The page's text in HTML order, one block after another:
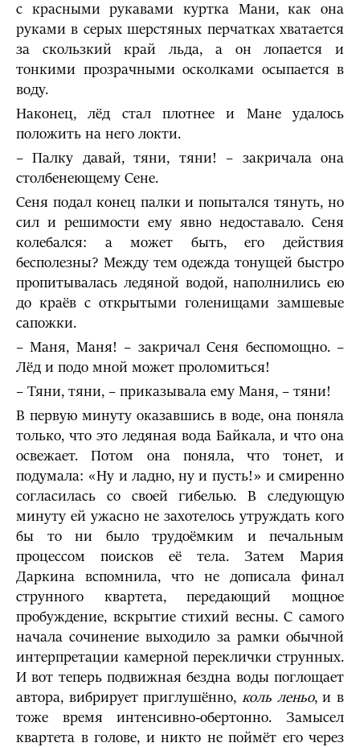
с красными рукавами куртка Мани, как она
руками в серых шерстяных перчатках хватается
за скользкий край льда, а он лопается и
тонкими прозрачными осколками осыпается в
воду.
Наконец, лёд стал плотнее и Мане удалось
положить на него локти.
– Палку давай, тяни, тяни! – закричала она
столбенеющему Сене.
Сеня подал конец палки и попытался тянуть, но
сил и решимости ему явно недоставало. Сеня
колебался: а может быть, его действия
бесполезны? Между тем одежда тонущей быстро
пропитывалась ледяной водой, наполнились ею
до краёв с открытыми голенищами замшевые
сапожки.
– Маня, Маня! – закричал Сеня беспомощно. –
Лёд и подо мной может проломиться!
– Тяни, тяни, – приказывала ему Маня, – тяни!
В первую минуту оказавшись в воде, она поняла
только, что это ледяная вода Байкала, и что она
освежает. Потом она поняла, что тонет, и
подумала: «Ну и ладно, ну и пусть!» и смиренно
согласилась со своей гибелью. В следующую
минуту ей ужасно не захотелось утруждать кого
бы то ни было трудоёмким и печальным
процессом поисков её тела. Затем Мария
Даркина вспомнила, что не дописала финал
струнного квартета, передающий мощное
пробуждение, вскрытие стихий весны. С самого
начала сочинение выходило за рамки обычной
интерпретации камерной переклички струнных.
И вот теперь подвижная бездна воды поглощает
автора, вибрирует приглушённо, коль леньо, и в
тоже время интенсивно-обертонно. Замысел
квартета в голове, и никто не поймёт его через